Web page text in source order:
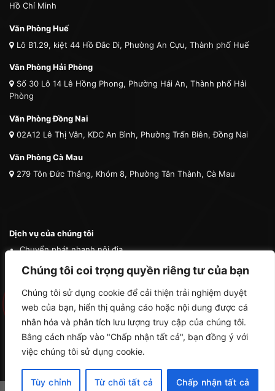
Chúng tôi coi trọng quyền riêng tư của bạn
Chúng tôi sử dụng cookie để cải thiện trải nghiệm duyệt
web của bạn, hiển thị quảng cáo hoặc nội dung được cá
nhân hóa và phân tích lưu lượng truy cập của chúng tôi.
Bằng cách nhấp vào "Chấp nhận tất cả", bạn đồng ý với
việc chúng tôi sử dụng cookie.
Tùy chỉnh Từ chối tất cả Chấp nhận tất cả
Hồ Chí Minh
Văn Phòng Huế
Lô B1.29, kiệt 44 Hồ Đắc Di, Phường An Cựu, Thành phố Huế
Văn Phòng Hải Phòng
Số 30 Lô 14 Lê Hồng Phong, Phường Hải An, Thành phố Hải
Phòng
Văn Phòng Đồng Nai
02A12 Lê Thị Vân, KDC An Bình, Phường Trấn Biên, Đồng Nai
Văn Phòng Cà Mau
279 Tôn Đức Thắng, Khóm 8, Phường Tân Thành, Cà Mau
Dịch vụ của chúng tôi
Chuyển phát nhanh nội địa
Chuyển phát nhanh quốc tế
Vận chuyển thú cưng
Mua hộ hàng nước ngoài